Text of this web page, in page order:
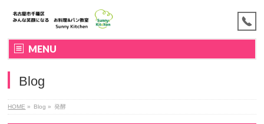
MENU
Blog
HOME » Blog » 発酵